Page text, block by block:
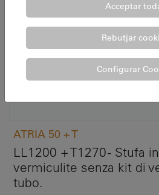
ATRIA 50 + T
LL1200 + T1270 - Stufa
vermiculite senza kit di
tubo.
Acceptar
Rebutjar
Configurar